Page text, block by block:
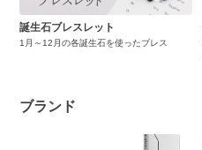
誕生石ブレスレット
1月～12月の各誕生石を使ったブレス
ブランド